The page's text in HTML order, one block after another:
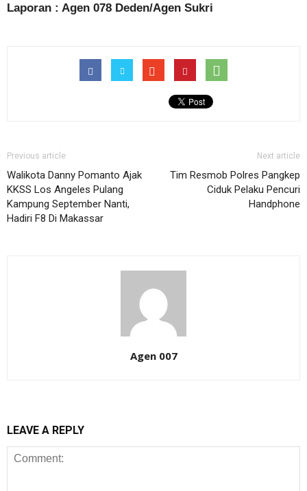
Laporan : Agen 078 Deden/Agen Sukri
Previous article
Walikota Danny Pomanto Ajak
KKSS Los Angeles Pulang
Kampung September Nanti,
Hadiri F8 Di Makassar
Next article
Tim Resmob Polres Pangkep
Ciduk Pelaku Pencuri
Handphone
Agen 007
LEAVE A REPLY